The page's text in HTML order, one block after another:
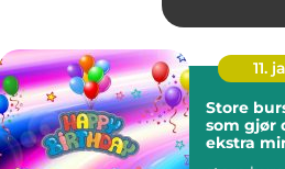
11.
Store
som gjør
ekstra